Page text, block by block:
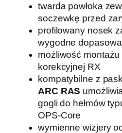
twarda powłoka
soczewkę przed
profilowany nosek
wygodne
możliwość montażu
korekcyjnej RX
kompatybilne z
ARC RAS
gogli do hełmów
OPS-Core
wymienne wizjery